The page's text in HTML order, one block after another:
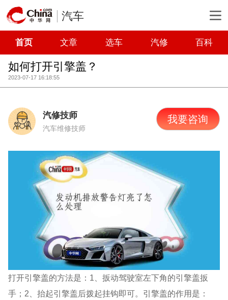
汽车
首页 文章 选车 汽修 百科
如何打开引擎盖？
2023-07-17 16:18:55
汽修技师
汽车维修技师
我要咨询
打开引擎盖的方法是：1、扳动驾驶室左下角的引擎盖扳
手；2、抬起引擎盖后拨起挂钩即可。引擎盖的作用是：